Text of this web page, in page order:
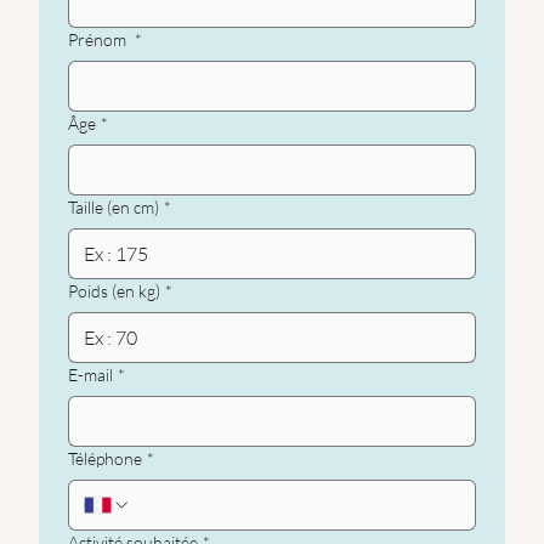
Prénom *
Âge *
Taille (en cm) *
Poids (en kg) *
E-mail *
Téléphone *